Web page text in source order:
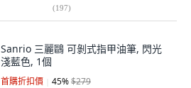
(197)
Sanrio 三麗鷗 可剝式指甲油筆, 閃光
淺藍色, 1個
首購折扣價 45%$279